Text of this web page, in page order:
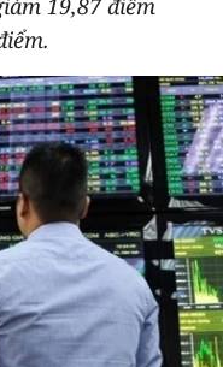
19,87 điểm